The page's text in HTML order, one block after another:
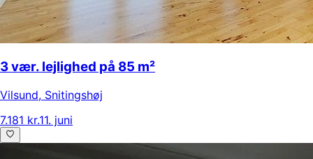
3 vær. lejlighed på 85 m²
Vilsund, Snitingshøj
7.181 kr.11. juni